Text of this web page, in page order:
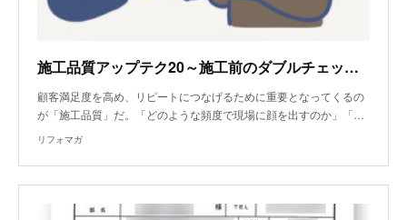
施工品質アップテク20～施工前のダブルチェックで品質を均一化
顧客満足度を高め、リピートにつなげるために重要となってくるの
が「施工品質」だ。「どのような頻度で現場に顔を出すのか」「…
リフォマガ